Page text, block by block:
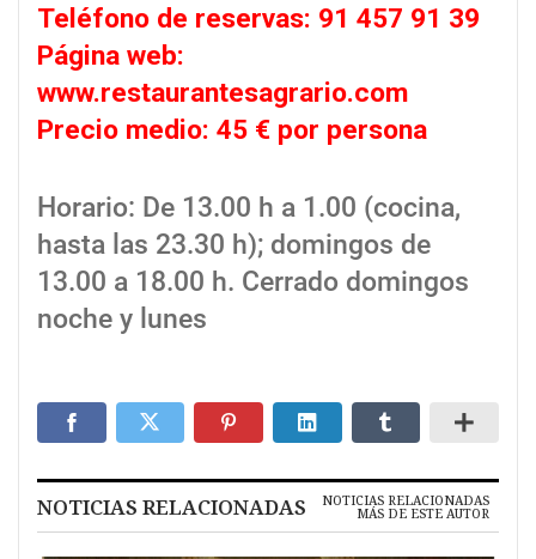
Teléfono de reservas: 91 457 91 39
Página web:
www.restaurantesagrario.com
Precio medio: 45 € por persona
Horario: De 13.00 h a 1.00 (cocina,
hasta las 23.30 h); domingos de
13.00 a 18.00 h. Cerrado domingos
noche y lunes
NOTICIAS RELACIONADAS NOTICIAS RELACIONADAS
MÁS DE ESTE AUTOR